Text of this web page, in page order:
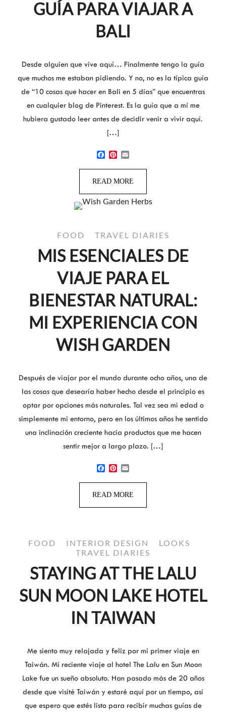
GUÍA PARA VIAJAR A
BALI
Desde alguien que vive aquí… Finalmente tengo la guía
que muchos me estaban pidiendo. Y no, no es la típica guía
de “10 cosas que hacer en Bali en 5 días” que encuentras
en cualquier blog de Pinterest. Es la guía que a mí me
hubiera gustado leer antes de decidir venir a vivir aquí.
[…]
READ MORE
FOOD TRAVEL DIARIES
MIS ESENCIALES DE
VIAJE PARA EL
BIENESTAR NATURAL:
MI EXPERIENCIA CON
WISH GARDEN
Después de viajar por el mundo durante ocho años, una de
las cosas que desearía haber hecho desde el principio es
optar por opciones más naturales. Tal vez sea mi edad o
simplemente mi entorno, pero en los últimos años he sentido
una inclinación creciente hacia productos que me hacen
sentir mejor a largo plazo. […]
READ MORE
FOOD INTERIOR DESIGN
LOOKS
TRAVEL DIARIES
STAYING AT THE LALU
SUN MOON LAKE HOTEL
IN TAIWAN
Me siento muy relajada y feliz por mi primer viaje en
Taiwán. Mi reciente viaje al hotel The Lalu en Sun Moon
Lake fue un sueño absoluto. Han pasado más de 20 años
desde que visité Taiwán y estaré aquí por un tiempo, así
que espero que estés listo para recibir muchas guías de